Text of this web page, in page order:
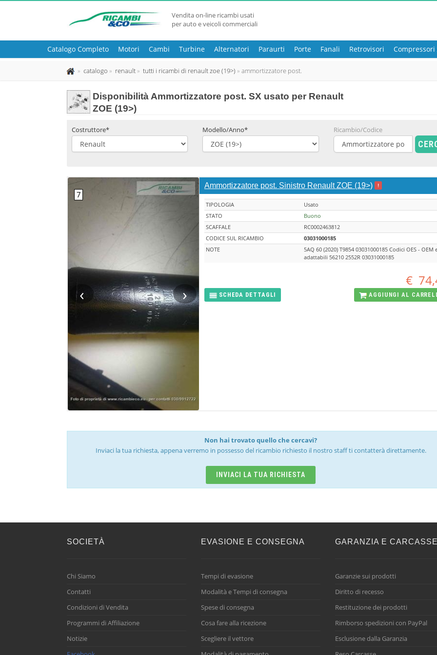
Vendita on-line ricambi usati
per auto e veicoli commerciali
Catalogo Completo Motori Cambi Turbine Alternatori Paraurti Porte Fanali Retrovisori Compressori
catalogo renault tutti i ricambi di renault zoe (19>) ammortizzatore post.
Disponibilità Ammortizzatore post. SX usato per Renault
ZOE (19>)
Costruttore* Modello/Anno* Ricambio/Codice
‹ ›
Ammortizzatore post. Sinistro Renault ZOE (19>) !
TIPOLOGIA
Usato
STATO
Buono
SCAFFALE
RC0002463812
CODICE SUL RICAMBIO
03031000185
NOTE
5AQ 60 (2020) T9854 03031000185 Codici OES - OEM
adattabili 56210 2552R 03031000185
€
SCHEDA DETTAGLI AGGIUNGI AL
Non hai trovato quello che cercavi?
Inviaci la tua richiesta, appena verremo in possesso del ricambio richiesto il nostro staff ti contatterà direttamente.
INVIACI LA TUA RICHIESTA
SOCIETÀ
Chi Siamo
Contatti
Condizioni di Vendita
Programmi di Affiliazione
Notizie
EVASIONE E CONSEGNA
Tempi di evasione
Modalità e Tempi di consegna
Spese di consegna
Cosa fare alla ricezione
Scegliere il vettore
GARANZIA E CARCASSE
Garanzie sui prodotti
Diritto di recesso
Restituzione dei prodotti
Rimborso spedizioni con PayPal
Esclusione dalla Garanzia